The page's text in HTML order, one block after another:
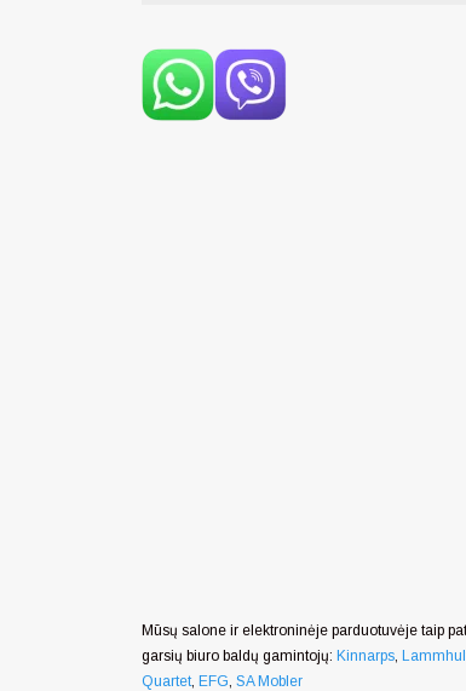
Mūsų salone ir elektroninėje parduotuvėje taip
garsių biuro baldų gamintojų: Kinnarps
Quartet, EFG SA Mobler